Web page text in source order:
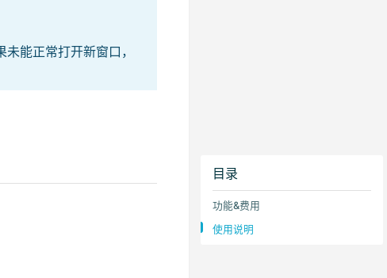
未能正常打开新窗口，
目录
功能&费用
使用说明